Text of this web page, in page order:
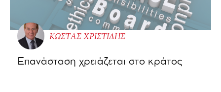
ΚΩΣΤΑΣ ΧΡΙΣΤΙΔΗΣ
Επανάσταση χρειάζεται στο κράτος